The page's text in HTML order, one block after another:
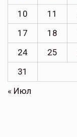
10
11
17
18
24
25
31
« Июл